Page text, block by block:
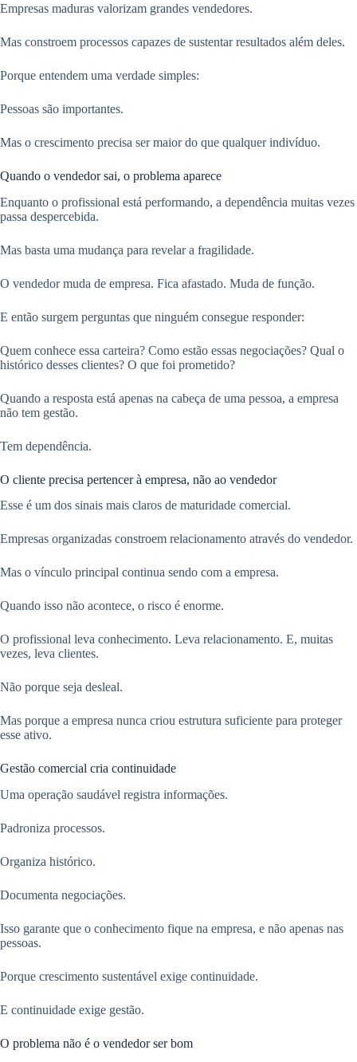
Empresas maduras valorizam grandes vendedores.
Mas constroem processos capazes de sustentar resultados além deles.
Porque entendem uma verdade simples:
Pessoas são importantes.
Mas o crescimento precisa ser maior do que qualquer indivíduo.
Quando o vendedor sai, o problema aparece
Enquanto o profissional está performando, a dependência muitas vezes
passa despercebida.
Mas basta uma mudança para revelar a fragilidade.
O vendedor muda de empresa. Fica afastado. Muda de função.
E então surgem perguntas que ninguém consegue responder:
Quem conhece essa carteira? Como estão essas negociações? Qual o
histórico desses clientes? O que foi prometido?
Quando a resposta está apenas na cabeça de uma pessoa, a empresa
não tem gestão.
Tem dependência.
O cliente precisa pertencer à empresa, não ao vendedor
Esse é um dos sinais mais claros de maturidade comercial.
Empresas organizadas constroem relacionamento através do vendedor.
Mas o vínculo principal continua sendo com a empresa.
Quando isso não acontece, o risco é enorme.
O profissional leva conhecimento. Leva relacionamento. E, muitas
vezes, leva clientes.
Não porque seja desleal.
Mas porque a empresa nunca criou estrutura suficiente para proteger
esse ativo.
Gestão comercial cria continuidade
Uma operação saudável registra informações.
Padroniza processos.
Organiza histórico.
Documenta negociações.
Isso garante que o conhecimento fique na empresa, e não apenas nas
pessoas.
Porque crescimento sustentável exige continuidade.
E continuidade exige gestão.
O problema não é o vendedor ser bom